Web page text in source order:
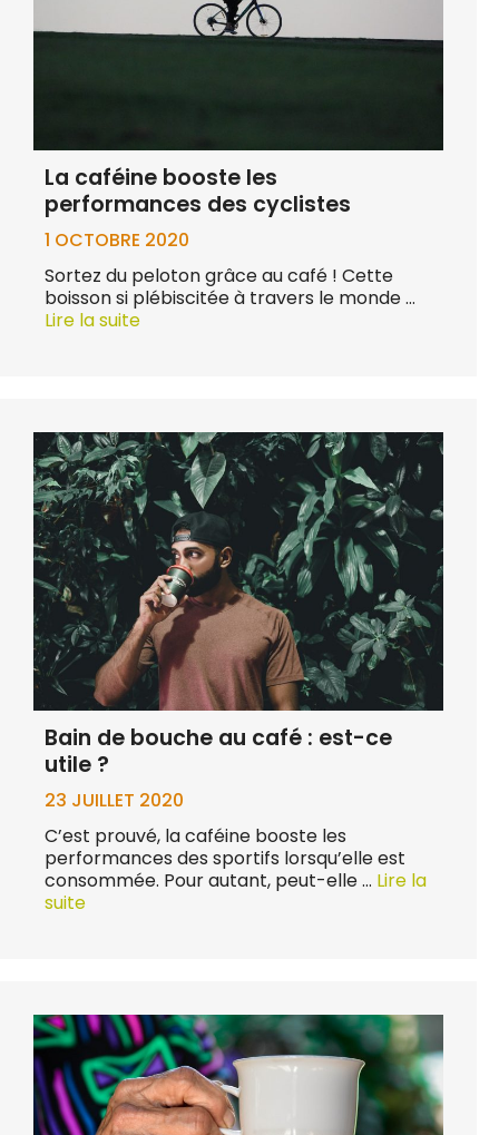
La caféine booste les
performances des cyclistes
1 OCTOBRE 2020
Sortez du peloton grâce au café ! Cette
boisson si plébiscitée à travers le monde …
Lire la suite
Bain de bouche au café : est-ce
utile ?
23 JUILLET 2020
C’est prouvé, la caféine booste les
performances des sportifs lorsqu’elle est
consommée. Pour autant, peut-elle … Lire la
suite